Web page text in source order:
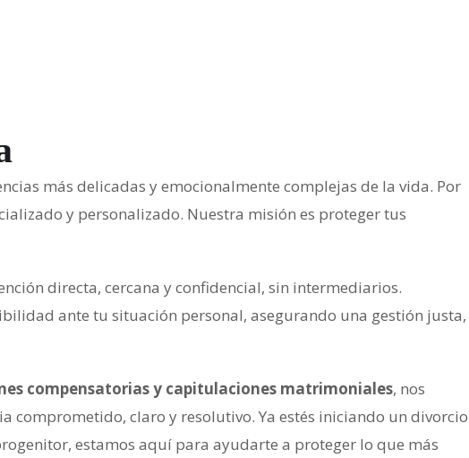
más delicadas y emocionalmente complejas de la vida. Por
y personalizado. Nuestra misión es proteger tus
directa, cercana y confidencial, sin intermediarios.
ante tu situación personal, asegurando una gestión justa,
compensatorias y capitulaciones matrimoniales, nos
claro y resolutivo. Ya estés iniciando un divorcio
estamos aquí para ayudarte a proteger lo que más